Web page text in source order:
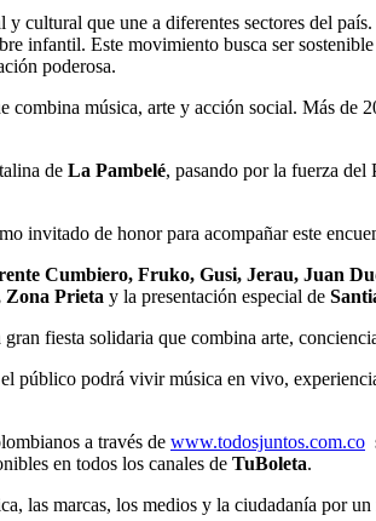
cultural que une a diferentes sectores del
infantil. Este movimiento busca ser
poderosa.
combina música, arte y acción social. Más de
de La Pambelé, pasando por la fuerza del
invitado de honor para acompañar este
Cumbiero, Fruko, Gusi, Jerau, Juan
Zona Prieta y la presentación especial de
gran fiesta solidaria que combina arte,
podrá vivir música en vivo,
a través de www.todosjuntos.com.co
en todos los canales de TuBoleta.
las marcas, los medios y la ciudadanía por